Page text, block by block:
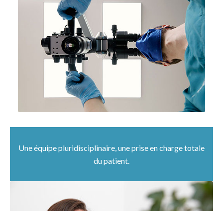
Une équipe pluridisciplinaire, une prise en charge totale
du patient.